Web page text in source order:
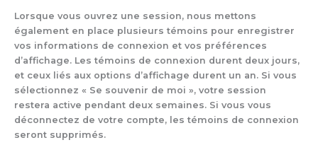
Lorsque vous ouvrez une session, nous mettons
également en place plusieurs témoins pour enregistrer
vos informations de connexion et vos préférences
d’affichage. Les témoins de connexion durent deux jours,
et ceux liés aux options d’affichage durent un an. Si vous
sélectionnez « Se souvenir de moi », votre session
restera active pendant deux semaines. Si vous vous
déconnectez de votre compte, les témoins de connexion
seront supprimés.